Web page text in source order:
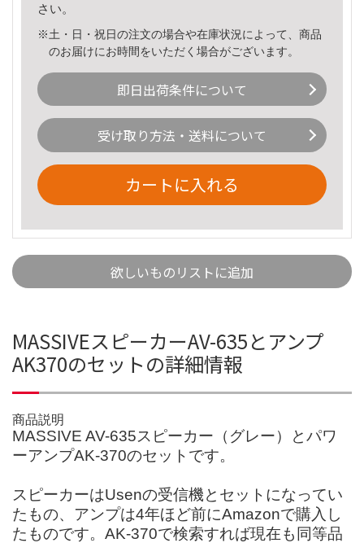
さい。
※土・日・祝日の注文の場合や在庫状況によって、商品
のお届けにお時間をいただく場合がございます。
即日出荷条件について
受け取り方法・送料について
カートに入れる
欲しいものリストに追加
MASSIVEスピーカーAV-635とアンプ
AK370のセットの詳細情報
商品説明
MASSIVE AV-635スピーカー（グレー）とパワ
ーアンプAK-370のセットです。
スピーカーはUsenの受信機とセットになってい
たもの、アンプは4年ほど前にAmazonで購入し
たものです。AK-370で検索すれば現在も同等品